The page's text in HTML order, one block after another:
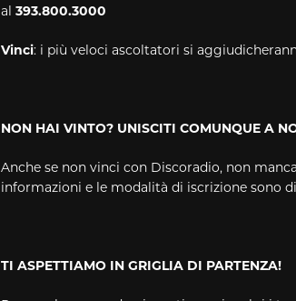
al 393.800.3000
Vinci: i più veloci ascoltatori si
NON HAI VINTO? UNISCITI COMUNQUE A
Anche se non vinci con Discoradio, non
informazioni e le modalità di iscrizione sono
TI ASPETTIAMO IN GRIGLIA DI PARTENZA!